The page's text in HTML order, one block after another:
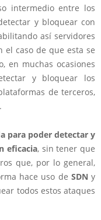
intermedio entre los
y bloquear con
así servidores
el caso de que esta se
en muchas ocasiones
y bloquear los
de terceros,
para poder detectar y
eficacia, sin tener que
que, por lo general,
hace uso de SDN y
todos estos ataques